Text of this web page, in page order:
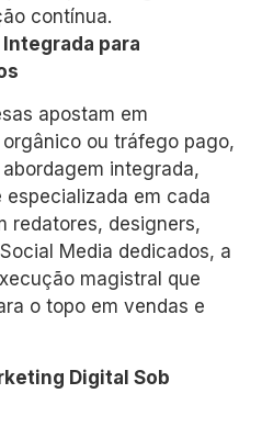
contínua.
para
apostam em
ou tráfego pago,
integrada,
em cada
redatores, designers,
Media dedicados, a
magistral que
o topo em vendas e
Digital Sob